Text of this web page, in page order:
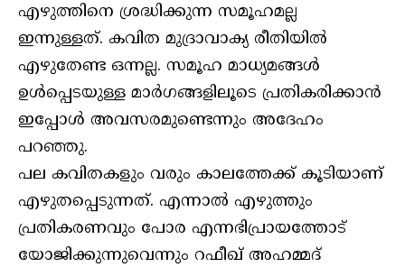
എഴുത്തിനെ ശ്രദ്ധിക്കുന്ന സമൂഹമല്ല
ഇന്നുള്ളത്. കവിത മുദ്രാവാക്യ രീതിയിൽ
എഴുതേണ്ട ഒന്നല്ല. സമൂഹ മാധ്യമങ്ങൾ
ഉൾപ്പെടയുള്ള മാർഗങ്ങളിലൂടെ പ്രതികരിക്കാൻ
ഇപ്പോൾ അവസരമുണ്ടെന്നും അദേഹം
പറഞ്ഞു.
പല കവിതകളും വരും കാലത്തേക്ക് കൂടിയാണ്
എഴുതപ്പെടുന്നത്. എന്നാൽ എഴുത്തും
പ്രതികരണവും പോര എന്നഭിപ്രായത്തോട്
യോജിക്കുന്നുവെന്നും റഫീഖ് അഹമ്മദ്